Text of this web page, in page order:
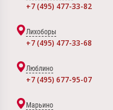
+7 (495) 477-33-82
Лихоборы
+7 (495) 477-33-68
Люблино
+7 (495) 677-95-07
Марьино